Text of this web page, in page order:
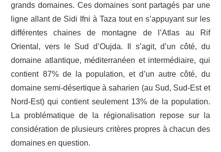
grands domaines. Ces domaines sont partagés par une
ligne allant de Sidi Ifni à Taza tout en s’appuyant sur les
différentes chaines de montagne de l’Atlas au Rif
Oriental, vers le Sud d’Oujda. Il s’agit, d’un côté, du
domaine atlantique, méditerranéen et intermédiaire, qui
contient 87% de la population, et d’un autre côté, du
domaine semi-désertique à saharien (au Sud, Sud-Est et
Nord-Est) qui contient seulement 13% de la population.
La problématique de la régionalisation repose sur la
considération de plusieurs critères propres à chacun des
domaines en question.